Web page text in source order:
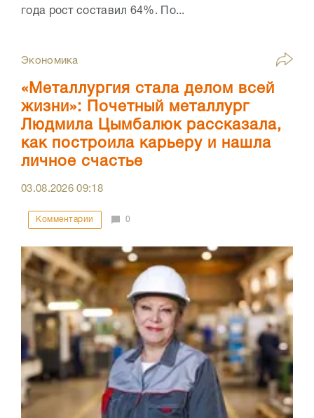
года рост составил 64%. По...
Экономика
«Металлургия стала делом всей
жизни»: Почетный металлург
Людмила Цымбалюк рассказала,
как построила карьеру и нашла
личное счастье
03.08.202609:18
Комментарии 0